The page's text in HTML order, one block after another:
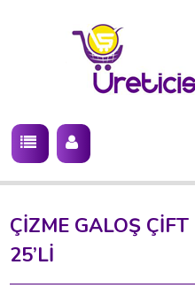
ÇİZME GALOŞ
25’Lİ